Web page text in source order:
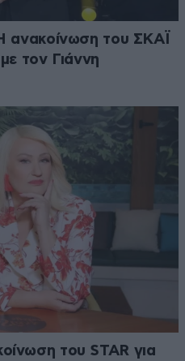
του ΣΚΑΪ
τον Γιάννη
του STAR για